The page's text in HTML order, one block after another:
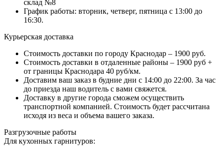
склад №8
График работы: вторник, четверг, пятница с 13:00 до
16:30.
Курьерская доставка
Стоимость доставки по городу Краснодар – 1900 руб.
Стоимость доставки в отдаленные районы – 1900 руб +
от границы Краснодара 40 руб/км.
Доставим ваш заказ в будние дни с 14:00 до 22:00. За час
до приезда наш водитель с вами свяжется.
Доставку в другие города сможем осуществить
транспортной компанией. Стоимость будет рассчитана
исходя из веса и объема вашего заказа.
Разгрузочные работы
Для кухонных гарнитуров: